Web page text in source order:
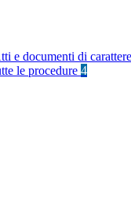
e documenti di
le procedure 4